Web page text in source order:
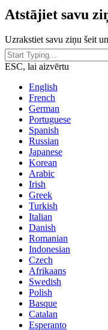
Atstājiet savu
Uzrakstiet savu ziņu šeit
ESC, lai aizvērtu
English
French
German
Portuguese
Spanish
Russian
Japanese
Korean
Arabic
Irish
Greek
Turkish
Italian
Danish
Romanian
Indonesian
Czech
Afrikaans
Swedish
Polish
Basque
Catalan
Esperanto